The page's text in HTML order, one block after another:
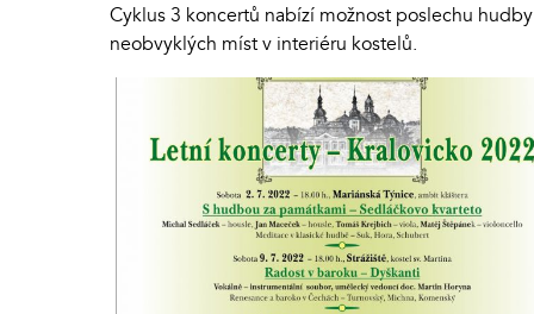
Cyklus 3 koncertů nabízí možnost poslechu
neobvyklých míst v interiéru kostelů.